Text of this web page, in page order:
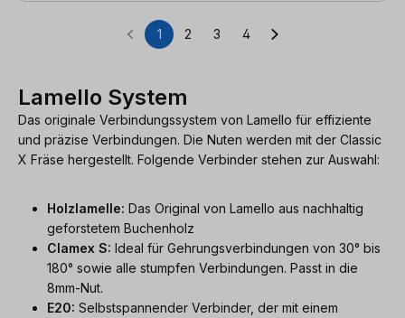
Seite
1 Seite
2 Seite
3 Seite
4
Lamello System
Das originale Verbindungssystem von Lamello für effiziente
und präzise Verbindungen. Die Nuten werden mit der Classic
X Fräse hergestellt. Folgende Verbinder stehen zur Auswahl:
Holzlamelle: Das Original von Lamello aus nachhaltig
geforstetem Buchenholz
Clamex S: Ideal für Gehrungsverbindungen von 30° bis
180° sowie alle stumpfen Verbindungen. Passt in die
8mm-Nut.
E20: Selbstspannender Verbinder, der mit einem